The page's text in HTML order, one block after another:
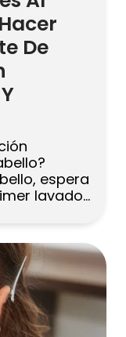
De
espera
lavado,
las
un leave-in
y